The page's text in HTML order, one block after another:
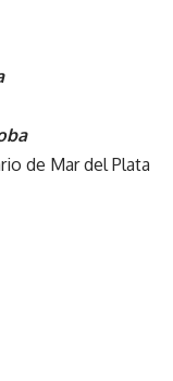
de Mar del Plata